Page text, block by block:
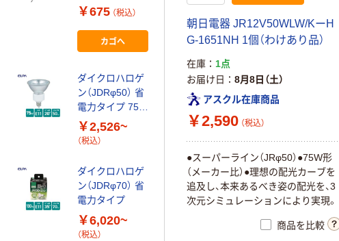
朝日電器 JR12V50WLW/KーH
G-1651NH 1個（わけあり品）
在庫
1点
お届け日
8月8日（土）
アスクル在庫商品
￥2,590 （税込）
●スーパーライン（JRφ50）●75W形
（メーカー比）●理想の配光カーブを
追及し、本来あるべき姿の配光を、3
次元シミュレーションにより実現。
商品を比較
ト 12V 10W 電
G4(J12V10W)6
4415S 1個（直送
￥675 （税込）
カゴへ
ダイクロハロゲ
ン（JDRφ50） 省
電力タイプ 75W
形
￥2,526~
（税込）
ダイクロハロゲ
ン（JDRφ70） 省
電力タイプ
￥6,020~
（税込）